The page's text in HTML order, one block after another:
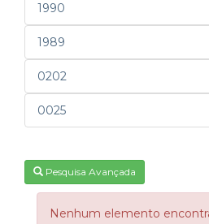
1990
1989
0202
0025
Pesquisa Avançada
Nenhum elemento